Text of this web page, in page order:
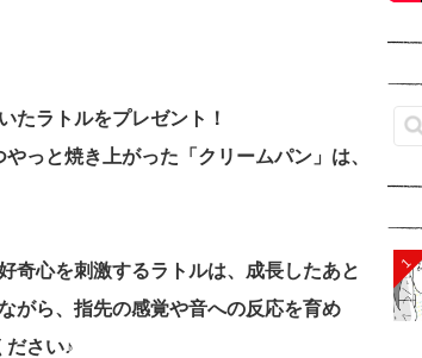
たラトルをプレゼント！
っと焼き上がった「クリームパン」は、
奇心を刺激するラトルは、成長したあと
がら、指先の感覚や音への反応を育め
さい♪
1